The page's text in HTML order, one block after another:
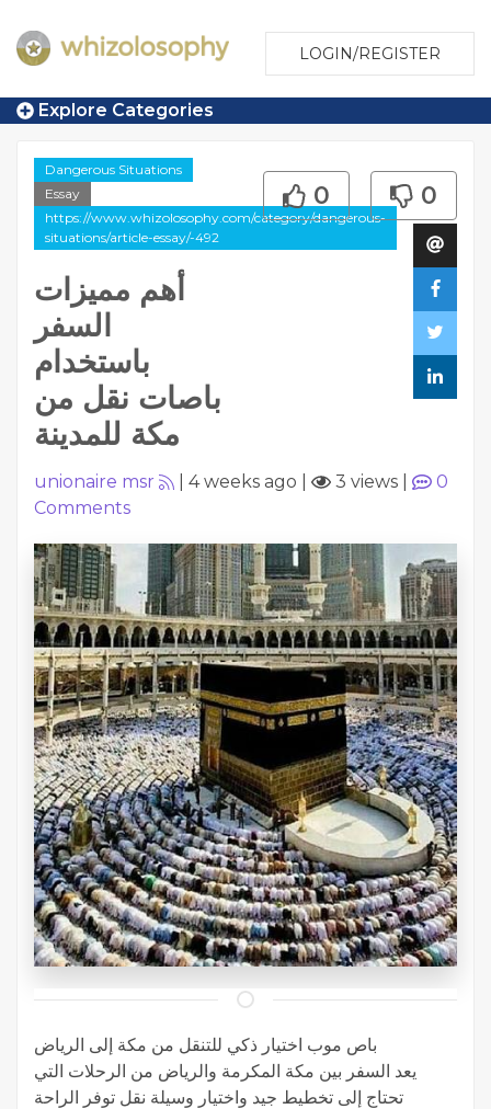
LOGIN/REGISTER
Explore Categories
Dangerous Situations
Essay
https://www.whizolosophy.com/category/dangerous-
situations/article-essay/-492
أهم مميزات
السفر
باستخدام
باصات نقل من
مكة للمدينة
0 0
unionaire msr 4 weeks ago 3 views
0
Comments
باص موب اختيار ذكي للتنقل من مكة إلى الرياض
يعد السفر بين مكة المكرمة والرياض من الرحلات التي
تحتاج إلى تخطيط جيد واختيار وسيلة نقل توفر الراحة